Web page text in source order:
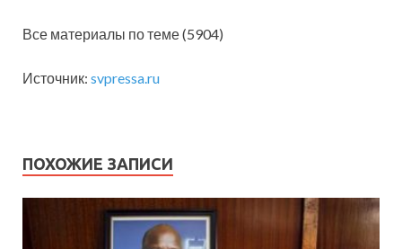
Все материалы по теме (5904)
Источник: svpressa.ru
ПОХОЖИЕ ЗАПИСИ